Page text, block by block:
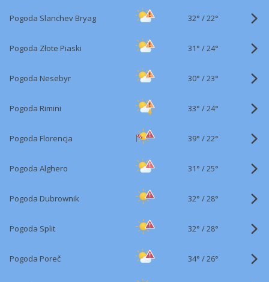
Pogoda Slanchev Bryag 32° /22°
Pogoda Złote Piaski 31° /24°
Pogoda Nesebyr 30° /23°
Pogoda Rimini 33° /24°
Pogoda Florencja 39° /22°
Pogoda Alghero 31° /25°
Pogoda Dubrownik 32° /28°
Pogoda Split 32° /28°
Pogoda Poreč 34° /26°